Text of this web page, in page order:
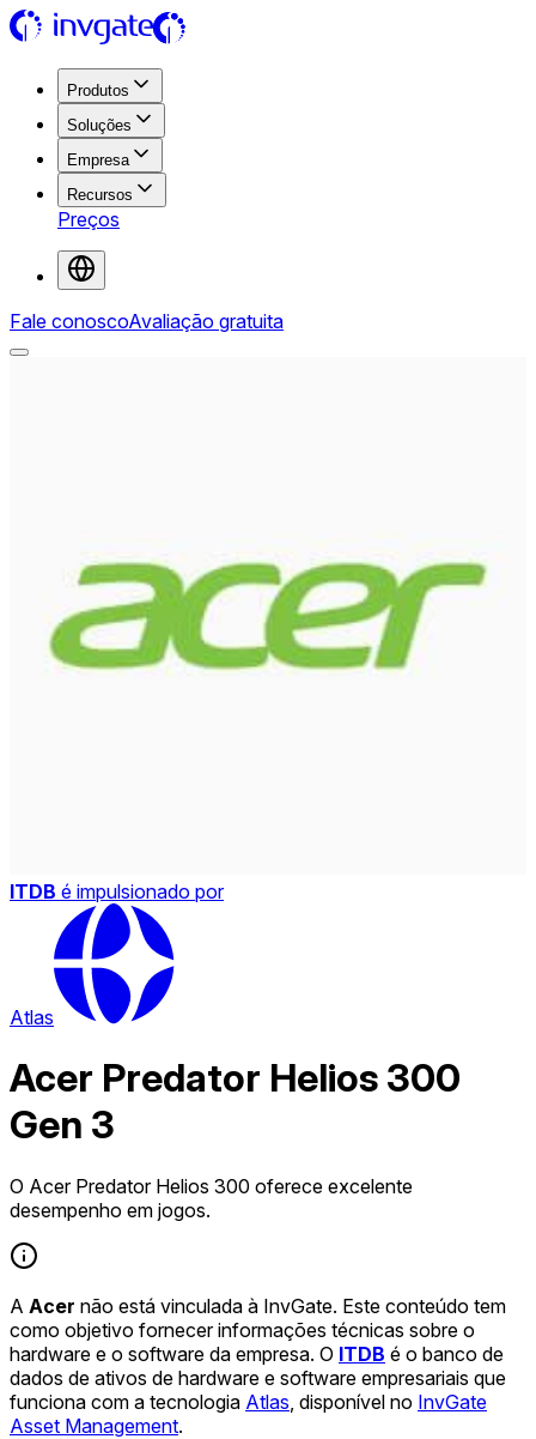
Produtos
Soluções
Empresa
Recursos
Preços
Fale conoscoAvaliação gratuita
ITDB é impulsionado por
Atlas
Acer Predator Helios 300
Gen 3
O Acer Predator Helios 300 oferece excelente
desempenho em jogos.
A Acer não está vinculada à InvGate. Este conteúdo tem
como objetivo fornecer informações técnicas sobre o
hardware e o software da empresa. O ITDB é o banco de
dados de ativos de hardware e software empresariais que
funciona com a tecnologia Atlas , disponível no InvGate
Asset Management.